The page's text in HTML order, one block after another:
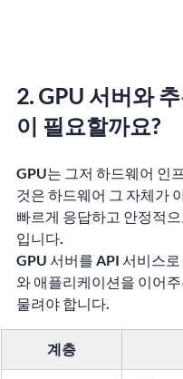
2. GPU 서버와
이 필요할까요?
GPU는 그저 하드웨어 인
것은 하드웨어 그 자체가
빠르게 응답하고 안정적
입니다.
GPU 서버를 API 서비스
와 애플리케이션을 이어
물려야 합니다.
계층